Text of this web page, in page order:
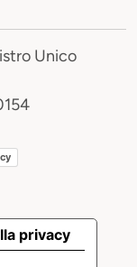
Unico
privacy